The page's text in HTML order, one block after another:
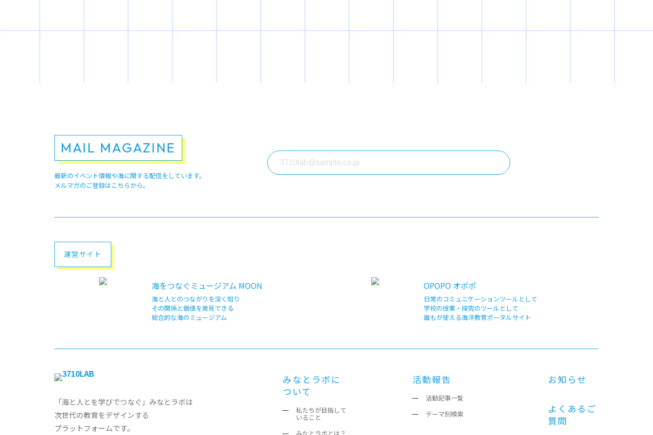
MAIL MAGAZINE
最新のイベント情報や海に関する配信をしています。
メルマガのご登録はこちらから。
運営サイト
海をつなぐミュージアム MOON
海と人とのつながりを深く知り
その関係と価値を発見できる
総合的な海のミュージアム
OPOPO オポポ
日常のコミュニケーションツールとして
学校の授業・探究のツールとして
誰もが使える海洋教育ポータルサイト
「海と人とを学びでつなぐ」みなとラボは
次世代の教育をデザインする
プラットフォームです。
みなとラボに
ついて
私たちが目指して
いること
みなとラボとは？
活動報告
活動記事一覧
テーマ別検索
お知らせ
よくあるご
質問